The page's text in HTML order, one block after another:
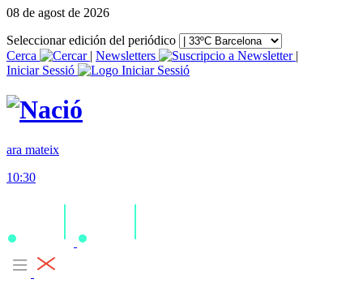
08 de agost de 2026
Seleccionar edición del periódico
Cerca
| Newsletters
|
Iniciar Sessió
ara mateix
10:30